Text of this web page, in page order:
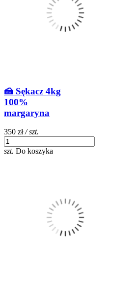
🍰 Sękacz 4kg
100%
margaryna
350 zł / szt.
szt. Do koszyka